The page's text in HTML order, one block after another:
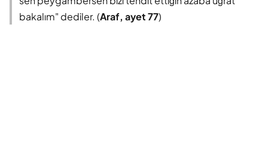
bakalım" dediler. (Araf, ayet 77)